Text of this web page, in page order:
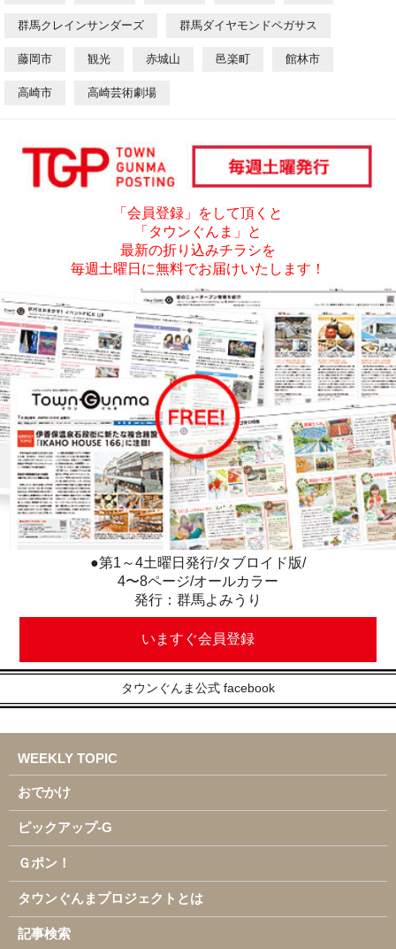
群馬クレインサンダーズ 群馬ダイヤモンドペガサス
藤岡市 観光 赤城山 邑楽町 館林市
高崎市 高崎芸術劇場
「会員登録」をして頂くと
「タウンぐんま」と
最新の折り込みチラシを
毎週土曜日に無料でお届けいたします！
●第1～4土曜日発行/タブロイド版/
4〜8ページ/オールカラー
発行：群馬よみうり
いますぐ会員登録
タウンぐんま公式 facebook
WEEKLY TOPIC
おでかけ
ピックアップ-G
Ｇポン！
タウンぐんまプロジェクトとは
記事検索